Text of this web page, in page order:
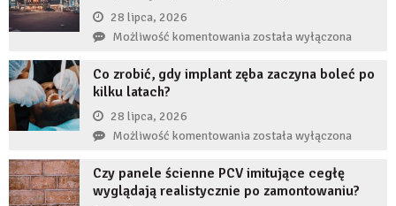
implantem?
przed
komornikiem?
28 lipca, 2026
Możliwość komentowaniaJak
wykorzystują
żeby
zwiększyć
wiarygodność
produktu?
została wyłączona
Co zrobić, gdy implant zęba zaczyna boleć po
kilku latach?
28 lipca, 2026
Możliwość komentowaniaCo
gdy
implant
została wyłączona
Czy panele ścienne PCV imitujące cegłę
wyglądają realistycznie po zamontowaniu?